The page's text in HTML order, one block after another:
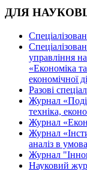
ДЛЯ
управління
«Економіка
економічної
Разові
Журнал
техніка,
Журнал
Журнал
аналіз в
Журнал
Науковий